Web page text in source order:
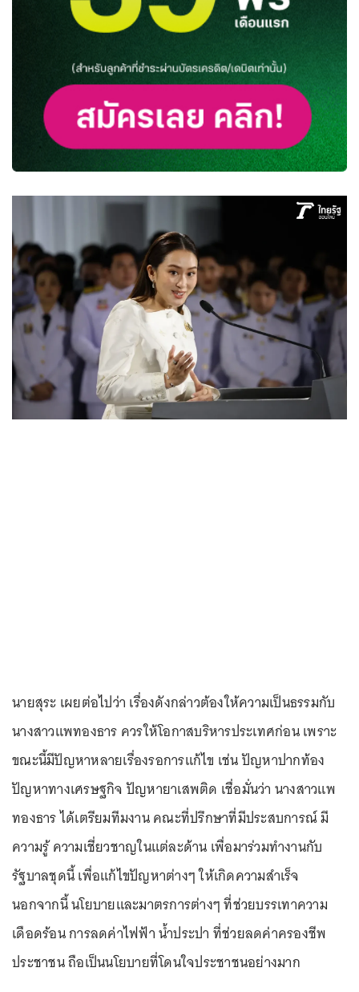
นายสุระ เผยต่อไปว่า เรื่องดังกล่าวต้องให้ความเป็นธรรมกับ
นางสาวแพทองธาร ควรให้โอกาสบริหารประเทศก่อน เพราะ
ขณะนี้มีปัญหาหลายเรื่องรอการแก้ไข เช่น ปัญหาปากท้อง
ปัญหาทางเศรษฐกิจ ปัญหายาเสพติด เชื่อมั่นว่า นางสาวแพ
ทองธาร ได้เตรียมทีมงาน คณะที่ปรึกษาที่มีประสบการณ์ มี
ความรู้ ความเชี่ยวชาญในแต่ละด้าน เพื่อมาร่วมทำงานกับ
รัฐบาลชุดนี้ เพื่อแก้ไขปัญหาต่างๆ ให้เกิดความสำเร็จ
นอกจากนี้ นโยบายและมาตรการต่างๆ ที่ช่วยบรรเทาความ
เดือดร้อน การลดค่าไฟฟ้า น้ำประปา ที่ช่วยลดค่าครองชีพ
ประชาชน ถือเป็นนโยบายที่โดนใจประชาชนอย่างมาก